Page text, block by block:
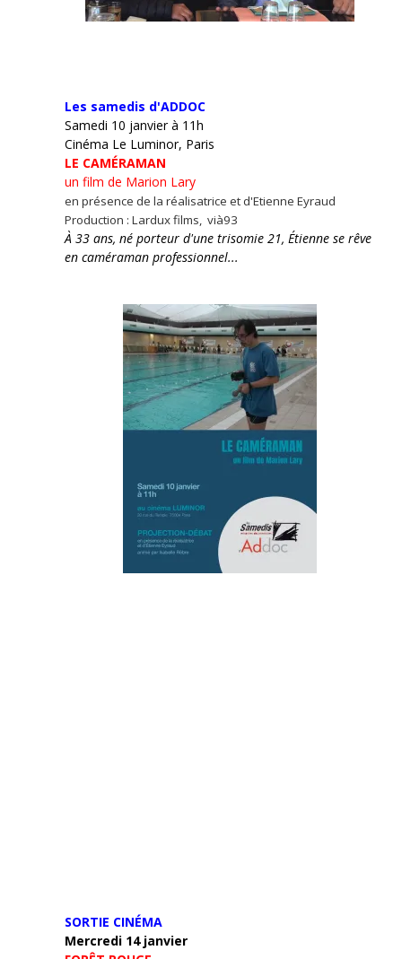
Les samedis d'ADDOC
Samedi 10 janvier à 11h
Cinéma Le Luminor, Paris
LE CAMÉRAMAN
un film de Marion Lary
en présence de la réalisatrice et d'Etienne Eyraud
Production : Lardux films, vià93
À 33 ans, né porteur d'une trisomie 21, Étienne se rêve
en caméraman professionnel...
SORTIE CINÉMA
Mercredi 14 janvier